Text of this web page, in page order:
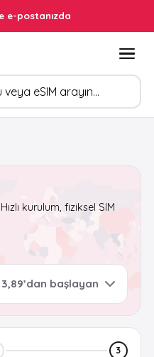
e-postanızda
kurulum, fiziksel SIM
başlayan
3